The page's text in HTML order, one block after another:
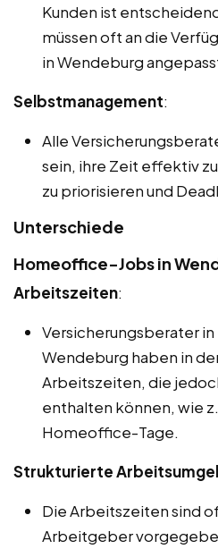
Kunden ist
müssen oft an die
in Wendeburg
Selbstmanagement:
Alle
sein, ihre Zeit effektiv
zu priorisieren und
Unterschiede
Homeoffice-Jobs in
Arbeitszeiten:
Versicherungsberater
Wendeburg haben in
Arbeitszeiten, die
enthalten können, wie
Homeoffice-Tage.
Strukturierte
Die Arbeitszeiten sind
Arbeitgeber